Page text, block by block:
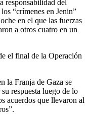
responsabilidad del
“crímenes en Jenin”
en el que las fuerzas
a otros cuatro en un
el final de la Operación
la Franja de Gaza se
respuesta luego de lo
acuerdos que llevaron al